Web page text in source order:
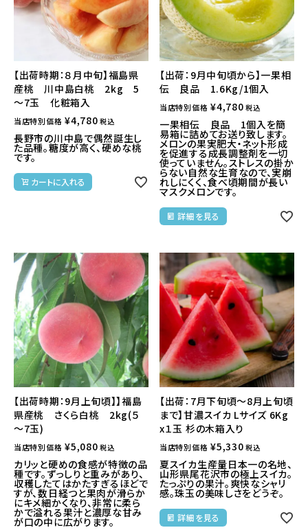
【出荷時期：８月中旬】福島県
産桃 川中島白桃 2kg 5
～7玉 化粧箱入
当店特別価格 ¥4,780 税込
長野市の川中島で偶然誕生し
た品種。糖度が高く、硬めな桃
です。
カートに入れる
【出荷：9月中旬頃から】一果相
伝 良品 1.6Kg/1個入
当店特別価格 ¥4,780 税込
一果相伝 良品 1個入を簡
易箱に詰めてお送り致します。
メロンの果実肥大・ネット形成
を促進する成長調整剤を一切
使っていません。ストレスの掛か
らない自然な生育なので、実崩
れしにくく、食べ頃期間が長い
マスクメロンです。
詳細を見る
【出荷時期：9月上旬頃】】福島
県産桃 さくら白桃 2kg(５
～7玉)
当店特別価格 ¥5,080 税込
カリッと硬めの食感が特徴の品
種です。ずっしりと重みがあり、
収穫したてはかたすぎるほどで
すが、数日経つと果肉が滑らか
にキメ細かくなり、非常に柔ら
かで溢れる果汁と濃厚な甘み
が口の中に広がります。
【出荷：7月下旬頃～8月上旬頃
まで】甘濃スイカ Lサイズ 6Kg
x１玉 杉の木箱入り
当店特別価格 ¥5,330 税込
夏スイカ生産量日本一の名地、
山形県尾花沢市の極上スイカ。
たっぷりの果汁。爽快なシャリ
感。珠玉の美味しさをどうぞ。
詳細を見る